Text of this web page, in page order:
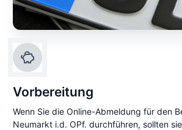
Vorbereitung
Wenn Sie die Online-Abmeldung für den
Neumarkt i.d. OPf. durchführen, sollten